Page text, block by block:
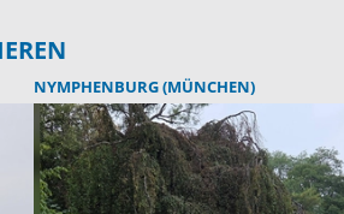
NYMPHENBURG (MÜNCHEN)